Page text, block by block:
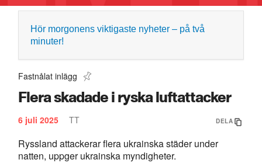
Hör morgonens viktigaste nyheter – på två
minuter!
Fastnålat inlägg
Flera skadade i ryska luftattacker
6 juli 2025 TT DELA
Ryssland attackerar flera ukrainska städer under
natten, uppger ukrainska myndigheter.